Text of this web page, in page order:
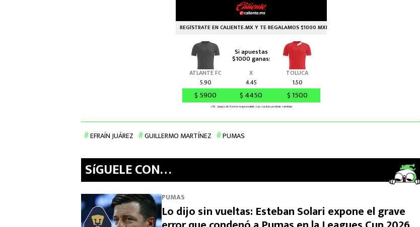
EFRAÍN JUÁREZ GUILLERMO MARTÍNEZ PUMAS
SíGUELE CON…
PUMAS
Lo dijo sin vueltas: Esteban Solari expone el grave